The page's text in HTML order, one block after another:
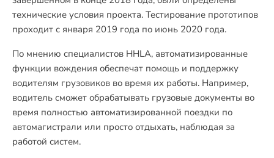
технические условия проекта. Тестирование прототипов
проходит с января 2019 года по июнь 2020 года.
По мнению специалистов HHLA, автоматизированные
функции вождения обеспечат помощь и поддержку
водителям грузовиков во время их работы. Например,
водитель сможет обрабатывать грузовые документы во
время полностью автоматизированной поездки по
автомагистрали или просто отдыхать, наблюдая за
работой систем.